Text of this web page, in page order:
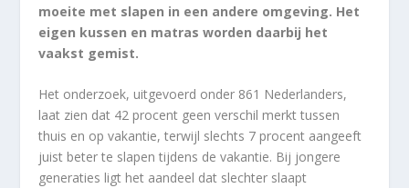
moeite met slapen in een andere omgeving. Het
eigen kussen en matras worden daarbij het
vaakst gemist.
Het onderzoek, uitgevoerd onder 861 Nederlanders,
laat zien dat 42 procent geen verschil merkt tussen
thuis en op vakantie, terwijl slechts 7 procent aangeeft
juist beter te slapen tijdens de vakantie. Bij jongere
generaties ligt het aandeel dat slechter slaapt